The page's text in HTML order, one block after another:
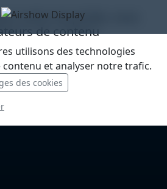
votre vie privée, vous
de contenu
utilisons des technologies
et analyser notre trafic.
des cookies